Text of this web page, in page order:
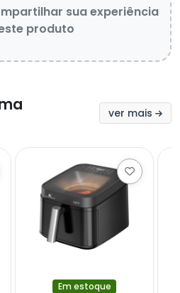
sua experiência
produto
ver mais
Em estoque